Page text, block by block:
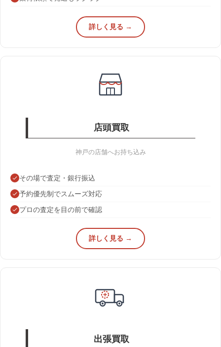
詳しく見る →
店頭買取
神戸の店舗へお持ち込み
その場で査定・銀行振込
予約優先制でスムーズ対応
プロの査定を目の前で確認
詳しく見る →
出張買取